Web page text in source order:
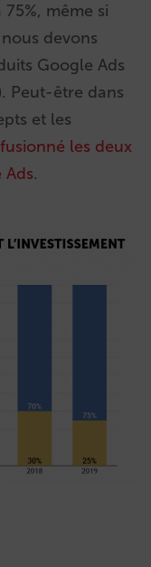
même si
devons
Google Ads
Peut-être dans
et les
les deux
.